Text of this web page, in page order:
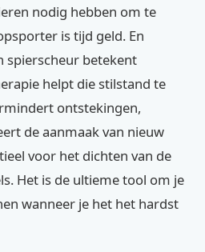
nodig hebben om te
is tijd geld. En
spierscheur betekent
helpt die stilstand te
ontstekingen,
de aanmaak van nieuw
voor het dichten van de
Het is de ultieme tool om je
wanneer je het het hardst